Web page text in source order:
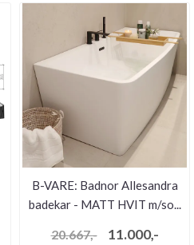
B-VARE: Badnor Allesandra
badekar - MATT HVIT m/so...
20.667,- 11.000,-